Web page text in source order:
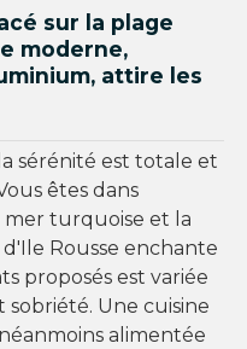
sur la plage
moderne,
attire les
sérénité est totale et
êtes dans
turquoise et la
Rousse enchante
proposés est variée
sobriété. Une cuisine
alimentée